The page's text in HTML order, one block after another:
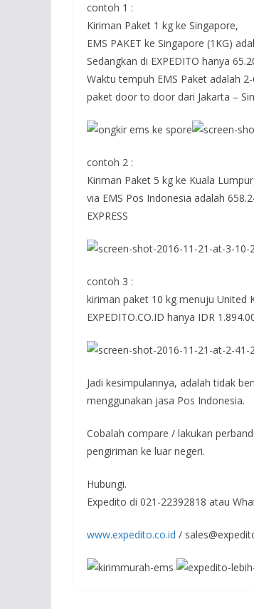
contoh 1 :
Kiriman Paket 1 kg ke Singapore,
EMS PAKET ke Singapore (1KG)
Sedangkan di EXPEDITO hanya
Waktu tempuh EMS Paket adalah
paket door to door dari Jakarta –
contoh 2 :
Kiriman Paket 5 kg ke Kuala
via EMS Pos Indonesia adalah
EXPRESS
contoh 3 :
kiriman paket 10 kg menuju United
EXPEDITO.CO.ID hanya IDR
Jadi kesimpulannya, adalah tidak
menggunakan jasa Pos Indonesia.
Cobalah compare / lakukan
pengiriman ke luar negeri.
Hubungi.
Expedito di 021-22392818 atau
www.expedito.co.id /